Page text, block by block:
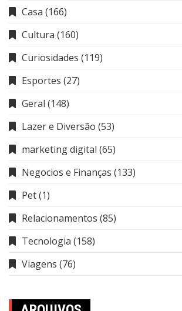
Casa (166)
Cultura (160)
Curiosidades (119)
Esportes (27)
Geral (148)
Lazer e Diversão (53)
marketing digital (65)
Negocios e Finanças (133)
Pet(1)
Relacionamentos (85)
Tecnologia (158)
Viagens (76)